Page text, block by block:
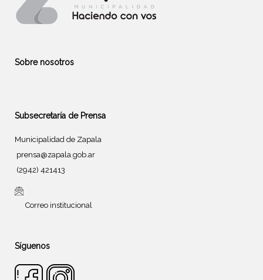
Sobre nosotros
Subsecretaría de Prensa
Municipalidad de Zapala
prensa@zapala.gob.ar
(2942) 421413
Correo institucional
Síguenos